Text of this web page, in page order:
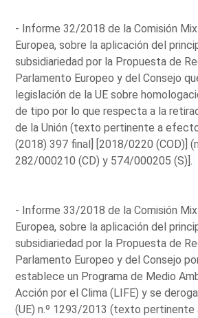
- Informe 32/2018 de la Comisión
Europea, sobre la aplicación del
subsidiariedad por la Propuesta de
Parlamento Europeo y del Consejo
legislación de la UE sobre
de tipo por lo que respecta a la
de la Unión (texto pertinente a
(2018) 397 final] [2018/0220 (COD)]
282/000210 (CD) y 574/000205 (S)].
- Informe 33/2018 de la Comisión
Europea, sobre la aplicación del
subsidiariedad por la Propuesta de
Parlamento Europeo y del Consejo
establece un Programa de Medio
Acción por el Clima (LIFE) y se
(UE) n.º 1293/2013 (texto pertinente